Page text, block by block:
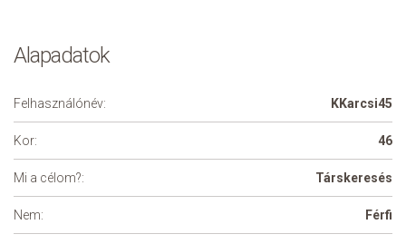
Alapadatok
Felhasználónév: KKarcsi45
Kor: 46
Mi a célom?: Társkeresés
Nem: Férfi